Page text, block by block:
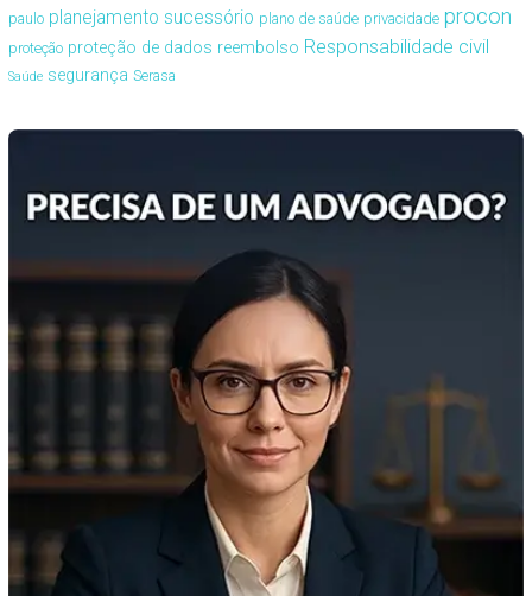
paulo planejamento sucessório plano de saúde privacidade procon
proteção proteção de dados reembolso Responsabilidade civil
Saúde segurança Serasa